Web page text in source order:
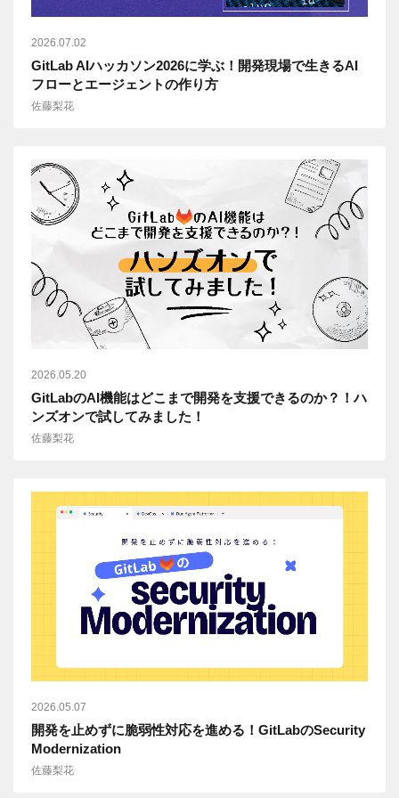
2026.07.02
GitLab AIハッカソン2026に学ぶ！開発現場で生きるAI
フローとエージェントの作り方
佐藤梨花
2026.05.20
GitLabのAI機能はどこまで開発を支援できるのか？！ハ
ンズオンで試してみました！
佐藤梨花
2026.05.07
開発を止めずに脆弱性対応を進める！GitLabのSecurity
Modernization
佐藤梨花